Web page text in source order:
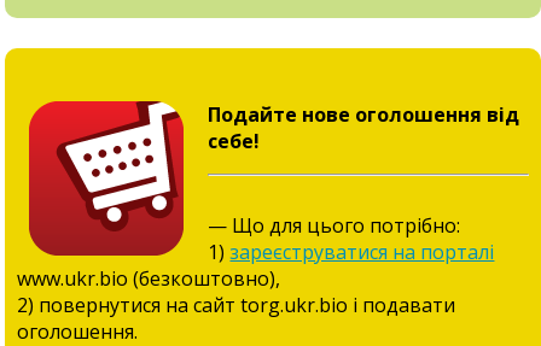
Подайте нове оголошення від
себе!
— Що для цього потрібно:
1)зареєструватися на порталі
www.ukr.bio (безкоштовно),
2) повернутися на сайт torg.ukr.bio і подавати
оголошення.